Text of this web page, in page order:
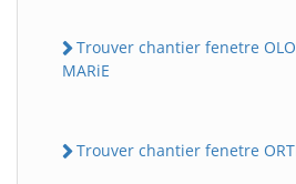
Trouver chantier fenetre
MARiE
Trouver chantier fenetre